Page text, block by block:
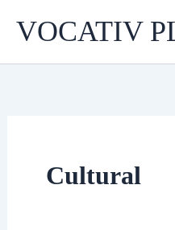
VOCATIV
Cultural